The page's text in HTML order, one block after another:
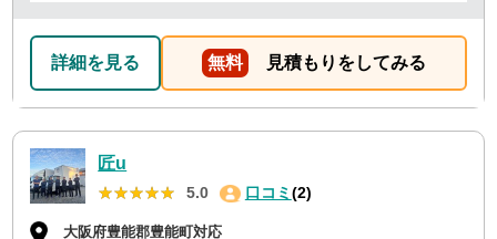
詳細を見る 無料 見積もりをしてみる
匠u
★★★★★
★★★★★ 5.0 口コミ (2)
大阪府豊能郡豊能町対応